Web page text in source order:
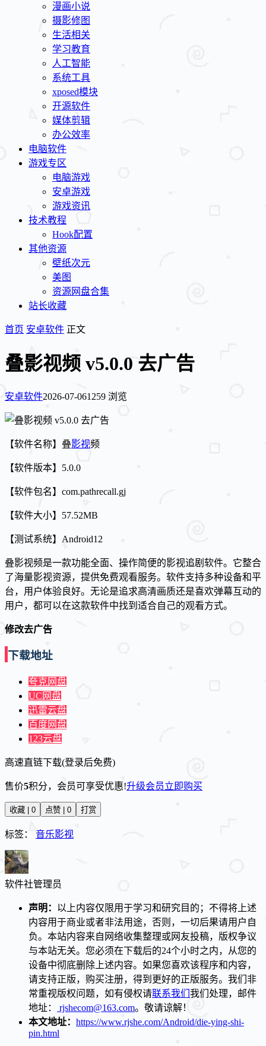
漫画小说
摄影修图
生活相关
学习教育
人工智能
系统工具
xposed模块
开源软件
媒体剪辑
办公效率
电脑软件
游戏专区
电脑游戏
安卓游戏
游戏资讯
技术教程
Hook配置
其他资源
壁纸次元
美图
资源网盘合集
站长收藏
首页 安卓软件 正文
叠影视频 v5.0.0 去广告
安卓软件2026-07-061259 浏览
【软件名称】叠影视频
【软件版本】5.0.0
【软件包名】com.pathrecall.gj
【软件大小】57.52MB
【测试系统】Android12
叠影视频是一款功能全面、操作简便的影视追剧软件。它整合
了海量影视资源，提供免费观看服务。软件支持多种设备和平
台，用户体验良好。无论是追求高清画质还是喜欢弹幕互动的
用户，都可以在这款软件中找到适合自己的观看方式。
修改去广告
下载地址
夸克网盘
UC网盘
迅雷云盘
百度网盘
123云盘
高速直链下载(登录后免费)
售价5积分，会员可享受优惠!升级会员立即购买
收藏 | 0 点赞 | 0 打赏
标签： 音乐影视
软件社管理员
声明： 以上内容仅限用于学习和研究目的；不得将上述
内容用于商业或者非法用途，否则，一切后果请用户自
负。本站内容来自网络收集整理或网友投稿，版权争议
与本站无关。您必须在下载后的24个小时之内，从您的
设备中彻底删除上述内容。如果您喜欢该程序和内容，
请支持正版，购买注册，得到更好的正版服务。我们非
常重视版权问题，如有侵权请联系我们 我们处理，邮件
地址：
rjshecom@163.com。敬请谅解！
本文地址： https://www.rjshe.com/Android/die-ying-shi-
pin.html